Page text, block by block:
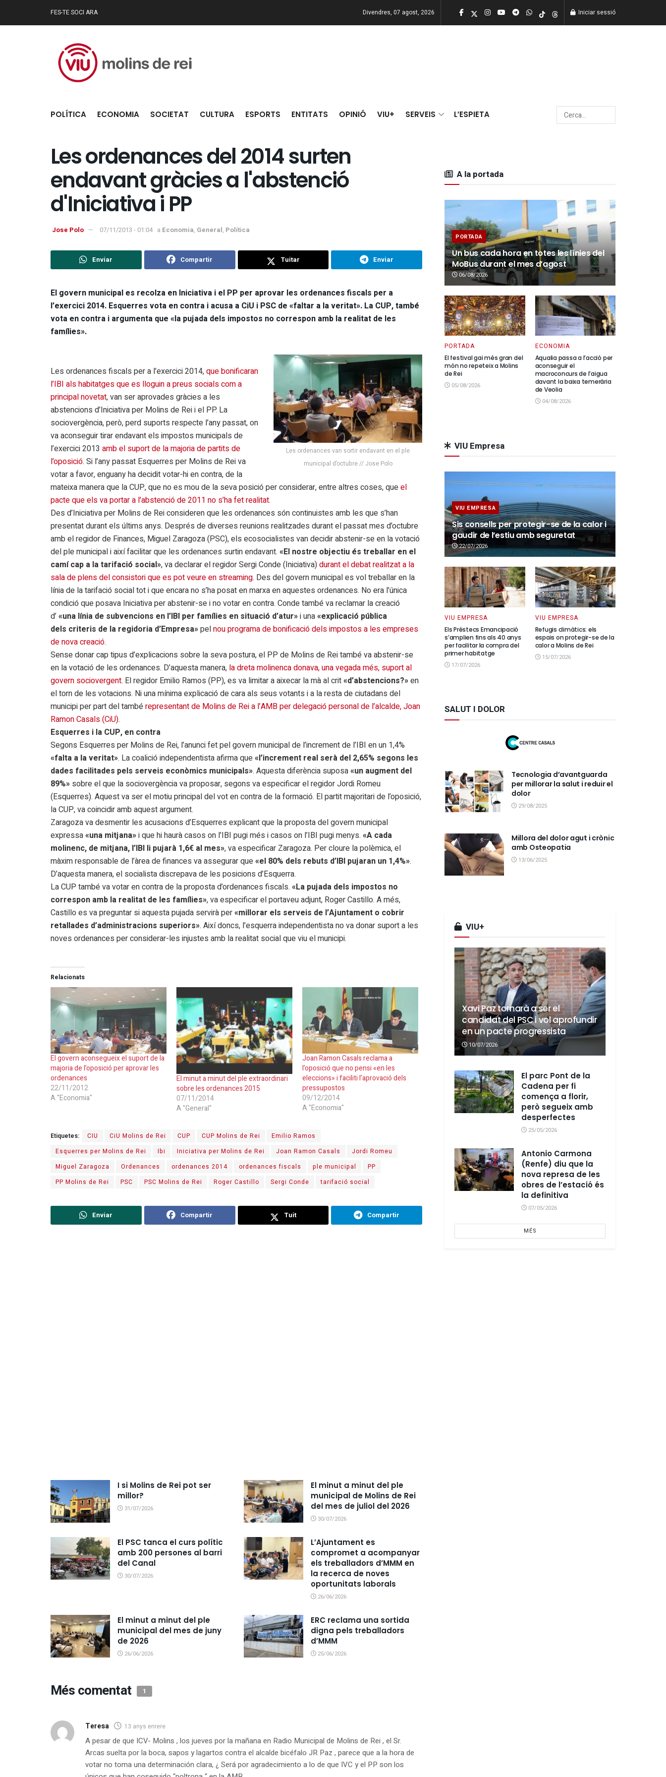
FES-TE SOCI ARA Divendres, 07 agost, 2026 Iniciar sessió
POLÍTICA ECONOMIA SOCIETAT CULTURA ESPORTS ENTITATS OPINIÓ VIU+ SERVEIS L’ESPIETA
Les ordenances del 2014 surten
endavant gràcies a l'abstenció
d'Iniciativa i PP
Jose Polo 07/11/2013 - 01:04 a Economia, General, Política
Enviar Compartir Tuitar Enviar
El govern municipal es recolza en Iniciativa i el PP per aprovar les ordenances fiscals per a
l’exercici 2014. Esquerres vota en contra i acusa a CiU i PSC de «faltar a la veritat». La CUP, també
vota en contra i argumenta que «la pujada dels impostos no correspon amb la realitat de les
famílies».
Les ordenances van sortir endavant en el ple
municipal d’octubre // Jose Polo
Les ordenances fiscals per a l’exercici 2014,que bonificaran
l’IBI als habitatges que es lloguin a preus socials com a
principal novetat, van ser aprovades gràcies a les
abstencions d’Iniciativa per Molins de Rei i el PP. La
sociovergència, però, perd suports respecte l’any passat, on
va aconseguir tirar endavant els impostos municipals de
l’exercici 2013 amb el suport de la majoria de partits de
l’oposició. Si l’any passat Esquerres per Molins de Rei va
votar a favor, enguany ha decidit votar-hi en contra, de la
mateixa manera que la CUP, que no es mou de la seva posició per considerar, entre altres coses, queel
pacte que els va portar a l’abstenció de 2011 no s’ha fet realitat.
Des d’Iniciativa per Molins de Rei consideren que les ordenances són continuistes amb les que s’han
presentat durant els últims anys. Després de diverses reunions realitzades durant el passat mes d’octubre
amb el regidor de Finances, Miguel Zaragoza (PSC), els ecosocialistes van decidir abstenir-se en la votació
del ple municipal i així facilitar que les ordenances surtin endavant. «El nostre objectiu és treballar en el
camí cap a la tarifació social», va declarar el regidor Sergi Conde (Iniciativa)durant el debat realitzat a la
sala de plens del consistori que es pot veure en streaming. Des del govern municipal es vol treballar en la
línia de la tarifació social tot i que encara no s’ha posat en marxa en aquestes ordenances. No era l’única
condició que posava Iniciativa per abstenir-se i no votar en contra. Conde també va reclamar la creació
d’«una línia de subvencions en l’IBI per famílies en situació d’atur»i una«explicació pública
dels criteris de la regidoria d’Empresa»pelnou programa de bonificació dels impostos a les empreses
de nova creació.
Sense donar cap tipus d’explicacions sobre la seva postura, el PP de Molins de Rei també va abstenir-se
en la votació de les ordenances. D’aquesta manera, la dreta molinenca donava, una vegada més, suport al
govern sociovergent. El regidor Emilio Ramos (PP), es va limitar a aixecar la mà al crit«d’abstencions?»en
el torn de les votacions. Ni una mínima explicació de cara als seus votants i a la resta de ciutadans del
municipi per part del tambérepresentant de Molins de Rei a l’AMB per delegació personal de l’alcalde, Joan
Ramon Casals (CiU).
Esquerres i la CUP, en contra
Segons Esquerres per Molins de Rei, l’anunci fet pel govern municipal de l’increment de l’IBI en un 1,4%
«falta a la veritat». La coalició independentista afirma que«l’increment real serà del 2,65% segons les
dades facilitades pels serveis econòmics municipals». Aquesta diferència suposa«un augment del
89%» sobre el que la sociovergència va proposar, segons va especificar el regidor Jordi Romeu
(Esquerres). Aquest va ser el motiu principal del vot en contra de la formació. El partit majoritari de l’oposició,
la CUP, va coincidir amb aquest argument.
Zaragoza va desmentir les acusacions d’Esquerres explicant que la proposta del govern municipal
expressa«una mitjana»i que hi haurà casos on l’IBI pugi més i casos on l’IBI pugi menys. «A cada
molinenc, de mitjana, l’IBI li pujarà 1,6€ al mes», va especificar Zaragoza. Per cloure la polèmica, el
màxim responsable de l’àrea de finances va assegurar que«el 80% dels rebuts d’IBI pujaran un 1,4%».
D’aquesta manera, el socialista discrepava de les posicions d’Esquerra.
La CUP també va votar en contra de la proposta d’ordenances fiscals. «La pujada dels impostos no
correspon amb la realitat de les famílies», va especificar el portaveu adjunt, Roger Castillo. A més,
Castillo es va preguntar si aquesta pujada servirà per«millorar els serveis de l’Ajuntament o cobrir
retallades d’administracions superiors». Així doncs, l’esquerra independentista no va donar suport a les
noves ordenances per considerar-les injustes amb la realitat social que viu el municipi.
Relacionats
El govern aconsegueix el suport de la
majoria de l’oposició per aprovar les
ordenances
22/11/2012
A "Economia"
El minut a minut del ple extraordinari
sobre les ordenances 2015
07/11/2014
A "General"
Joan Ramon Casals reclama a
l’oposició que no pensi «en les
eleccions» i faciliti l’aprovació dels
pressupostos
09/12/2014
A "Economia"
Etiquetes: CIU CiU Molins de Rei CUP CUP Molins de Rei
Emilio Ramos
Esquerres per Molins de Rei
Ibi Iniciativa per Molins de Rei Joan Ramon Casals
Jordi Romeu
Miguel Zaragoza
Ordenances ordenances 2014 ordenances fiscals ple municipal
PP
PP Molins de Rei
PSC PSC Molins de Rei Roger Castillo Sergi Conde tarifació social
Enviar Compartir Tuit Compartir
I si Molins de Rei pot ser
millor?
31/07/2026
El minut a minut del ple
municipal de Molins de Rei
del mes de juliol del 2026
30/07/2026
El PSC tanca el curs polític
amb 200 persones al barri
del Canal
30/07/2026
L’Ajuntament es
compromet a acompanyar
els treballadors d’MMM en
la recerca de noves
oportunitats laborals
26/06/2026
El minut a minut del ple
municipal del mes de juny
de 2026
26/06/2026
ERC reclama una sortida
digna pels treballadors
d’MMM
25/06/2026
Més comentat 1
Teresa 13 anys enrere
A pesar de que ICV- Molins , los jueves por la mañana en Radio Municipal de Molins de Rei , el Sr.
Arcas suelta por la boca, sapos y lagartos contra el alcalde bicéfalo JR Paz , parece que a la hora de
votar no toma una determinación clara, ¿ Será por agradecimiento a lo de que IVC y el PP son los
A la portada
PORTADA
Un bus cada hora en totes les línies del
MoBus durant el mes d’agost
06/08/2026
PORTADA
El festival gai més gran del
món no repeteix a Molins
de Rei
05/08/2026
ECONOMIA
Aqualia passa a l’acció per
aconseguir el
macroconcurs de l’aigua
davant la baixa temerària
de Veolia
04/08/2026
VIU Empresa
VIU EMPRESA
Sis consells per protegir-se de la calor i
gaudir de l’estiu amb seguretat
22/07/2026
VIU EMPRESA
Els Préstecs Emancipació
s’amplien fins als 40 anys
per facilitar la compra del
primer habitatge
17/07/2026
VIU EMPRESA
Refugis climàtics: els
espais on protegir-se de la
calor a Molins de Rei
15/07/2026
SALUT I DOLOR
Tecnologia d’avantguarda
per millorar la salut i reduir el
dolor
29/08/2025
Millora del dolor agut i crònic
amb Osteopatia
13/06/2025
VIU+
Xavi Paz tornarà a ser el
candidat del PSC i vol aprofundir
en un pacte progressista
10/07/2026
El parc Pont de la
Cadena per fi
comença a florir,
però segueix amb
desperfectes
25/05/2026
Antonio Carmona
(Renfe) diu que la
nova represa de les
obres de l’estació és
la definitiva
07/05/2026
MÉS